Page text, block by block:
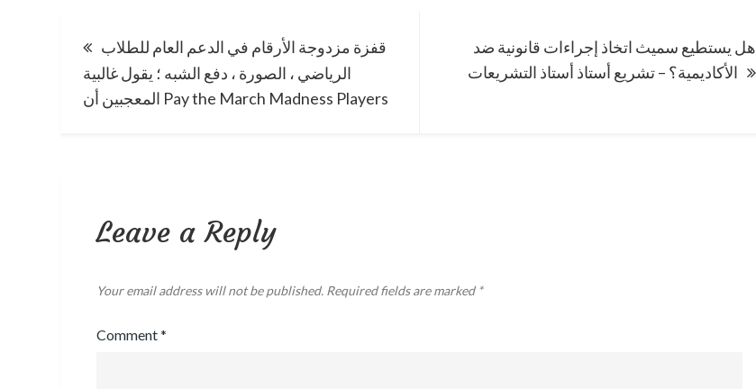
Post
navigation
قفزة مزدوجة الأرقام في الدعم العام للطلاب
الرياضي ، الصورة ، دفع الشبه ؛ يقول غالبية
المعجبين أن Pay the March Madness Players
هل يستطيع سميث اتخاذ إجراءات قانونية ضد
الأكاديمية؟ – تشريع أستاذ أستاذ التشريعات
Leave a Reply
Your email address will not be published. Required fields are marked *
Comment*